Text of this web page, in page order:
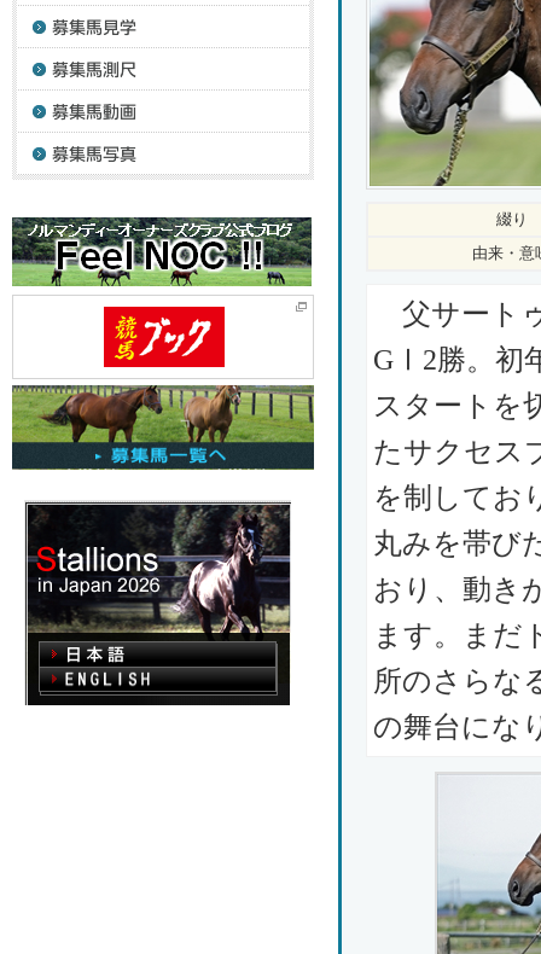
綴り
由来・意
父サート
GⅠ2勝。初
スタートを
たサクセス
を制してお
丸みを帯び
おり、動き
ます。まだ
所のさらな
の舞台にな